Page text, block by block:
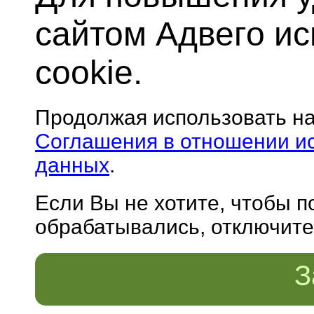
сайтом Адвего
cookie.
Продолжая использовать
Соглашения в отношении
данных.
Если Вы не хотите, чтобы
обрабатывались,